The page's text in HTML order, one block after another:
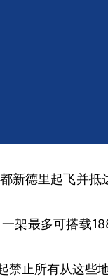
德里起飞并
架最多可搭载
止所有从这些